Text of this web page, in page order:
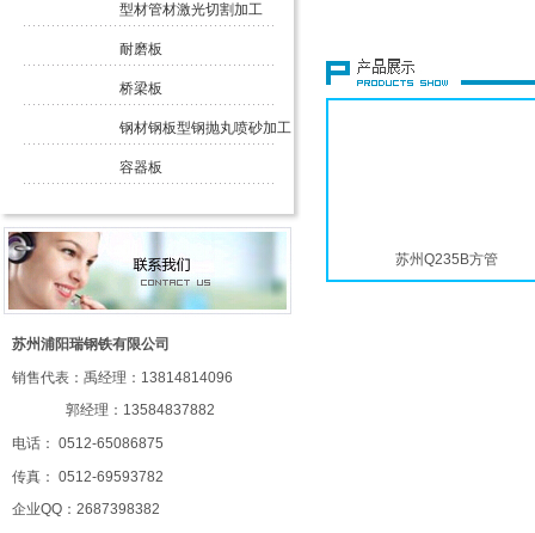
型材管材激光切割加工
耐磨板
桥梁板
钢材钢板型钢抛丸喷砂加工
容器板
苏州浦阳瑞钢铁有限公司
销售代表： 禹经理：13814814096
郭经理：13584837882
电话： 0512-65086875
传真： 0512-69593782
企业QQ：2687398382
型材管材激光切割加工 苏州Q235B方管